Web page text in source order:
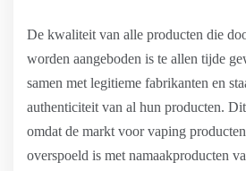
De kwaliteit van alle producten die
worden aangeboden is te allen tijde
samen met legitieme fabrikanten en
authenticiteit van al hun producten.
omdat de markt voor vaping
overspoeld is met namaakproducten